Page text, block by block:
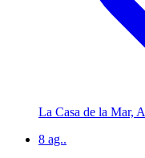
La Casa de la Mar,
8 ag..